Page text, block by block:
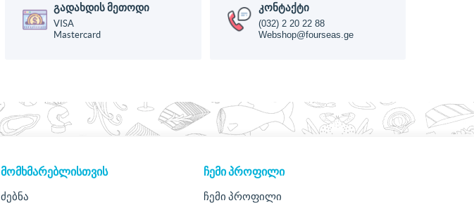
გადახდის მეთოდი
VISA
Mastercard
კონტაქტი
(032) 2 20 22 88
Webshop@fourseas.ge
ᲛᲝᲛᲮᲛᲐᲠᲔᲑᲚᲘᲡᲗᲕᲘᲡ
ძებნა
ᲩᲔᲛᲘ ᲞᲠᲝᲤᲘᲚᲘ
ჩემი პროფილი